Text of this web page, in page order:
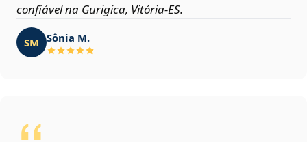
confiável na Gurigica, Vitória‑ES.
SM Sônia M.